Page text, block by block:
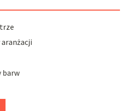
aranżacji
barw